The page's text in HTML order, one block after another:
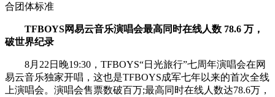
合团体标准
TFBOYS网易云音乐演唱会最高同时在线人数 78.6 万，
破世界纪录
8月22日晚19:30，TFBOYS“日光旅行”七周年演唱会在网
易云音乐独家开唱，这也是TFBOYS成军七年以来的首次全线
上演唱会。演唱会售票数破百万;最高同时在线人数达78.6万，